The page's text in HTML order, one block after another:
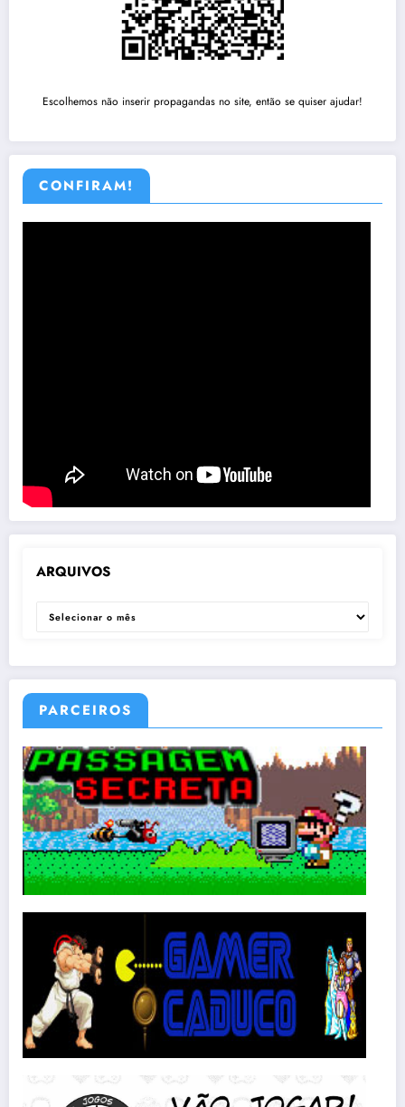
Escolhemos não inserir propagandas no site, então se quiser ajudar!
CONFIRAM!
ARQUIVOS
ARQUIVOS
PARCEIROS